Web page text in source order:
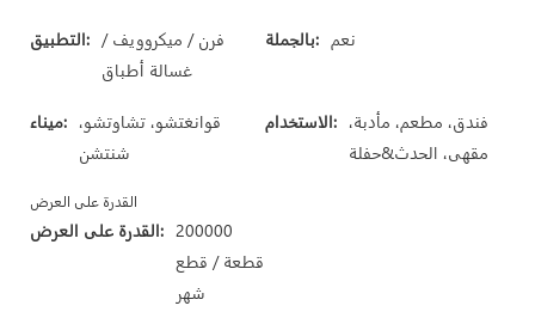
التطبيق: فرن / ميكروويف /
غسالة أطباق
بالجملة: نعم
ميناء: قوانغتشو، تشاوتشو،
شنتشن
الاستخدام: فندق، مطعم، مأدبة،
مقهى، الحدث&حفلة
القدرة على العرض
القدرة على العرض: 200000
قطعة / قطع
شهر